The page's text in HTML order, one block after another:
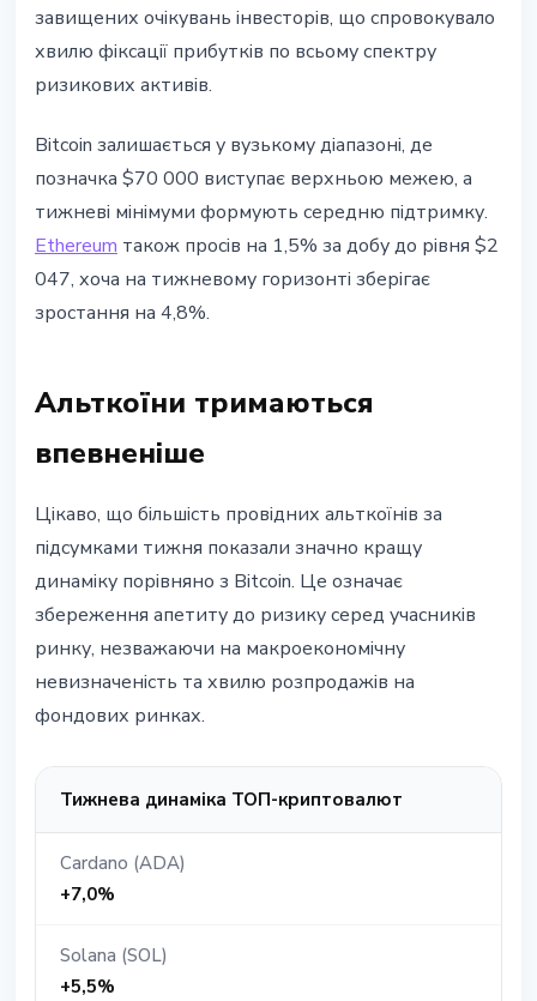
завищених очікувань інвесторів, що спровокувало
хвилю фіксації прибутків по всьому спектру
ризикових активів.
Bitcoin залишається у вузькому діапазоні, де
позначка $70 000 виступає верхньою межею, а
тижневі мінімуми формують середню підтримку.
Ethereum також просів на 1,5% за добу до рівня $2
047, хоча на тижневому горизонті зберігає
зростання на 4,8%.
Альткоїни тримаються
впевненіше
Цікаво, що більшість провідних альткоїнів за
підсумками тижня показали значно кращу
динаміку порівняно з Bitcoin. Це означає
збереження апетиту до ризику серед учасників
ринку, незважаючи на макроекономічну
невизначеність та хвилю розпродажів на
фондових ринках.
Тижнева динаміка ТОП-криптовалют
Cardano (ADA)
+7,0%
Solana (SOL)
+5,5%